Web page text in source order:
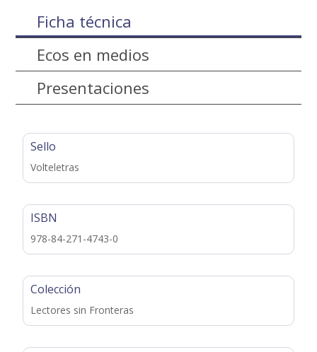
Ficha técnica
Ecos en medios
Presentaciones
Sello
Volteletras
ISBN
978-84-271-4743-0
Colección
Lectores sin Fronteras